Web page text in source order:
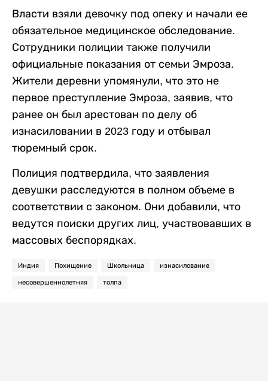
Власти взяли девочку под опеку и начали ее
обязательное медицинское обследование.
Сотрудники полиции также получили
официальные показания от семьи Эмроза.
Жители деревни упомянули, что это не
первое преступление Эмроза, заявив, что
ранее он был арестован по делу об
изнасиловании в 2023 году и отбывал
тюремный срок.
Полиция подтвердила, что заявления
девушки расследуются в полном объеме в
соответствии с законом. Они добавили, что
ведутся поиски других лиц, участвовавших в
массовых беспорядках.
Индия Похищение Школьница изнасилование
несовершеннолетняя толпа